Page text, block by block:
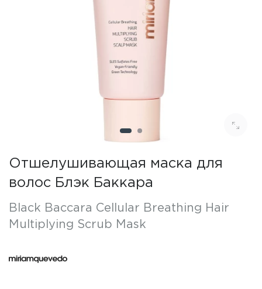
Отшелушивающая маска для
волос Блэк Баккара
Black Baccara Cellular Breathing Hair
Multiplying Scrub Mask